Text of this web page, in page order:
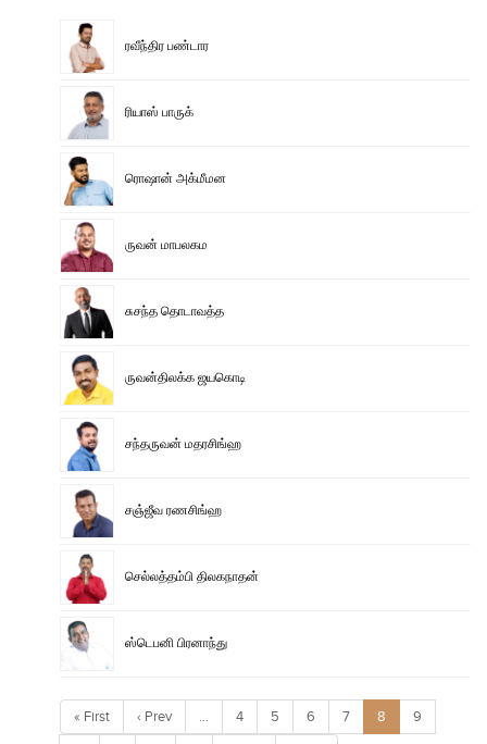
ரவீந்திர பண்டார
ரியாஸ் பாருக்
ரொஷான் அக்மீமன
ருவன் மாபலகம
சுசந்த தொடாவத்த
ருவன்திலக்க ஜயகொடி
சந்தருவன் மதரசிங்ஹ
சஞ்ஜீவ ரணசிங்ஹ
செல்லத்தம்பி திலகநாதன்
ஸ்டெபனி பிரனாந்து
« First ‹ Prev … 4 5 6 7 8
9